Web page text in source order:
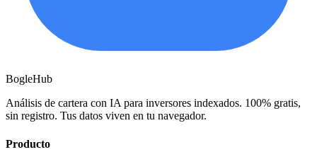
BogleHub
Análisis de cartera con IA para inversores indexados. 100% gratis,
sin registro. Tus datos viven en tu navegador.
Producto